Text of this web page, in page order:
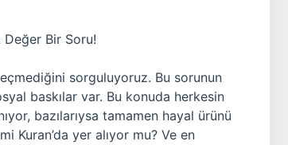
Değer Bir Soru!
sorguluyoruz. Bu sorunun
baskılar var. Bu konuda herkesin
bazılarıysa tamamen hayal ürünü
Kuran’da yer alıyor mu? Ve en